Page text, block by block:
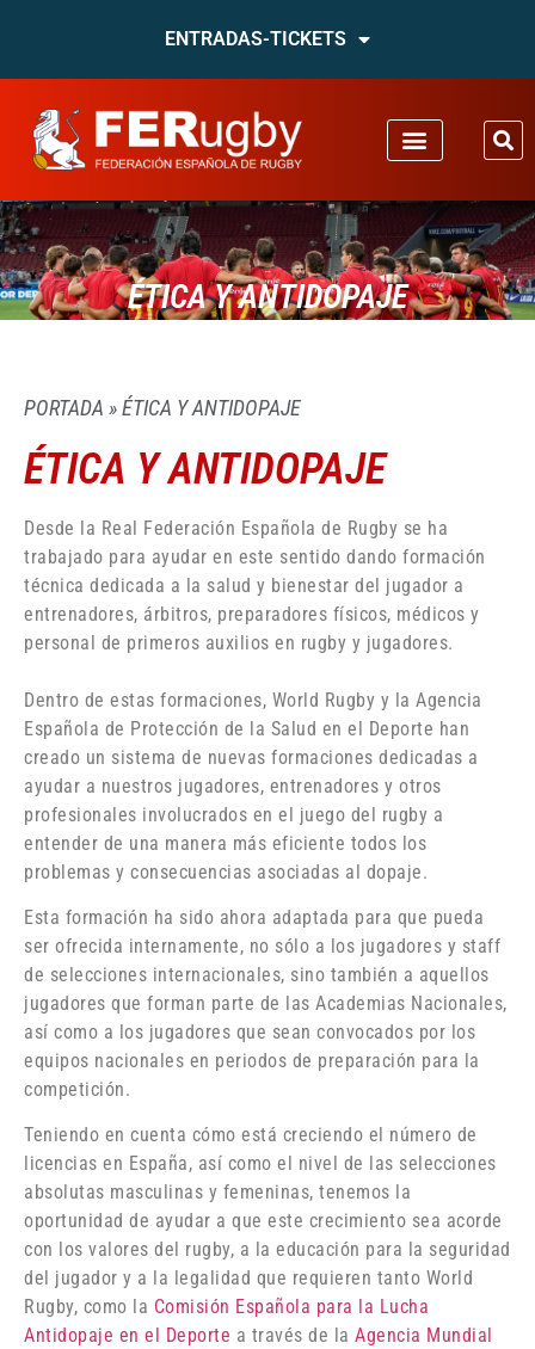
ENTRADAS-TICKETS
ÉTICA Y ANTIDOPAJE
PORTADA »ÉTICA Y ANTIDOPAJE
ÉTICA Y ANTIDOPAJE
Desde la Real Federación Española de Rugby se ha
trabajado para ayudar en este sentido dando formación
técnica dedicada a la salud y bienestar del jugador a
entrenadores, árbitros, preparadores físicos, médicos y
personal de primeros auxilios en rugby y jugadores.
Dentro de estas formaciones, World Rugby y la Agencia
Española de Protección de la Salud en el Deporte han
creado un sistema de nuevas formaciones dedicadas a
ayudar a nuestros jugadores, entrenadores y otros
profesionales involucrados en el juego del rugby a
entender de una manera más eficiente todos los
problemas y consecuencias asociadas al dopaje.
Esta formación ha sido ahora adaptada para que pueda
ser ofrecida internamente, no sólo a los jugadores y staff
de selecciones internacionales, sino también a aquellos
jugadores que forman parte de las Academias Nacionales,
así como a los jugadores que sean convocados por los
equipos nacionales en periodos de preparación para la
competición.
Teniendo en cuenta cómo está creciendo el número de
licencias en España, así como el nivel de las selecciones
absolutas masculinas y femeninas, tenemos la
oportunidad de ayudar a que este crecimiento sea acorde
con los valores del rugby, a la educación para la seguridad
del jugador y a la legalidad que requieren tanto World
Rugby, como la Comisión Española para la Lucha
Antidopaje en el Deporte a través de la Agencia Mundial